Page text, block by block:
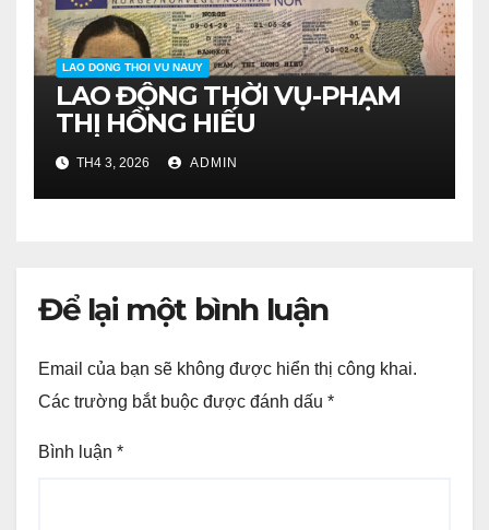
LAO DONG THOI VU NAUY
LAO ĐỘNG THỜI VỤ-PHẠM
THỊ HỒNG HIẾU
TH4 3, 2026 ADMIN
Để lại một bình luận
Email của bạn sẽ không được hiển thị công khai.
Các trường bắt buộc được đánh dấu *
Bình luận *